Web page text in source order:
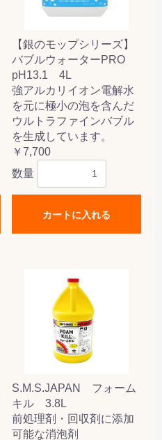
【銀のモップシリーズ】
バブルウォーターPRO
pH13.1 4L
強アルカリイオン電解水
を元に極小の泡を含んだ
ウルトラファインバブル
を生成しています。
￥7,700
数量
カートに入れる
S.M.S.JAPAN フォーム
キル 3.8L
前処理剤・回収剤に添加
可能な消泡剤